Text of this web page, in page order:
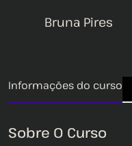
Bruna Pires
Informações do curso
Sobre O Curso